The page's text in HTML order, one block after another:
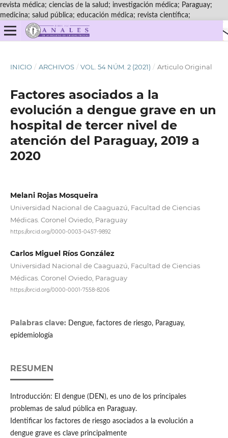
revista médica; ciencias de la salud; investigación médica; Paraguay;
medicina; salud pública; educación médica; revista científica;
INICIO / ARCHIVOS / VOL. 54 NÚM. 2 (2021) / Articulo Original
Factores asociados a la
evolución a dengue grave en un
hospital de tercer nivel de
atención del Paraguay, 2019 a
2020
Melani Rojas Mosqueira
Universidad Nacional de Caaguazú, Facultad de Ciencias
Médicas. Coronel Oviedo, Paraguay
https://orcid.org/0000-0003-0457-9892
Carlos Miguel Ríos González
Universidad Nacional de Caaguazú, Facultad de Ciencias
Médicas. Coronel Oviedo, Paraguay
https://orcid.org/0000-0001-7558-8206
Palabras clave: Dengue, factores de riesgo, Paraguay,
epidemiología
RESUMEN
Introducción: El dengue (DEN), es uno de los principales
problemas de salud pública en Paraguay.
Identificar los factores de riesgo asociados a la evolución a
dengue grave es clave principalmente